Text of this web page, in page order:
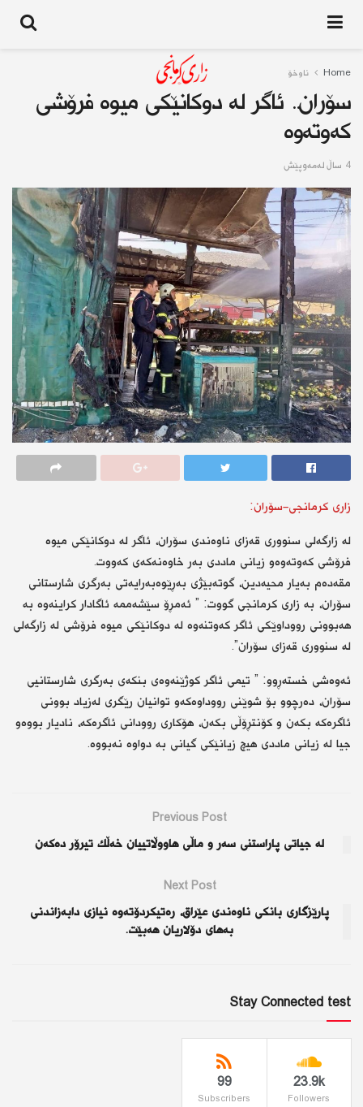
Home ناوخۆ
سۆران.. ئاگر لە دوكانێكی میوە فرۆشی
كەوتەوە
4 ساڵ له‌مه‌وپێش
زاری كرمانجی-سۆران:
لە زارگەلی سنووری قەزای ناوەندی سۆران، ئاگر لە دوكانێكی میوە
فرۆشی كەوتەوەو زیانی ماددی بەر خاوەنەكەی كەووت.
مقەدەم بەیار محیەدین، گوتەبێژی بەڕێوەبەرایەتی بەرگری شارستانی
سۆران، بە زاری كرمانجی گووت: ” ئەمڕۆ سێشەممە ئاگادار كراینەوە بە
هەبوونی رووداوێكی ئاگر كەوتنەوە لە دوكانێكی میوە فرۆشی لە زارگەلی
لە سنووری قەزای سۆران”.
ئەوەشی خستەڕوو: ” تیمی ئاگر كوژێنەوەی بنكەی بەرگری شارستانیی
سۆران، دەرچوو بۆ شوێنی رووداوەكەو توانیان رێگری لەزیاد بوونی
ئاگرەكە بكەن و كۆنتڕۆڵی بكەن، هۆكاری روودانی ئاگرەكە، نادیار بووەو
جیا لە زیانی ماددی هیچ زیانێكی گیانی بە دواوە نەبووە.
Previous Post
لە جیاتی پاراستنی سەر و ماڵی هاووڵاتییان خەڵك تیرۆر دەكەن
Next Post
پارێزگاری بانكی ناوەندی عێراق، رەتیكردۆتەوە نیازی دابەزاندنی
بەهای دۆلاریان هەبێت.
Stay Connected test
23.9k
Followers
99
Subscribers